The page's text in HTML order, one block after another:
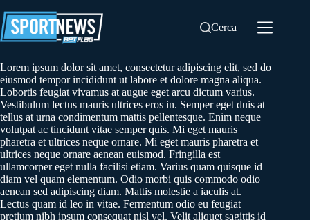
al
contenuto
Cerca
Lorem ipsum dolor sit amet, consectetur adipiscing elit, sed do
eiusmod tempor incididunt ut labore et dolore magna aliqua.
Lobortis feugiat vivamus at augue eget arcu dictum varius.
Vestibulum lectus mauris ultrices eros in. Semper eget duis at
tellus at urna condimentum mattis pellentesque. Enim neque
volutpat ac tincidunt vitae semper quis. Mi eget mauris
pharetra et ultrices neque ornare. Mi eget mauris pharetra et
ultrices neque ornare aenean euismod. Fringilla est
ullamcorper eget nulla facilisi etiam. Varius quam quisque id
diam vel quam elementum. Odio morbi quis commodo odio
aenean sed adipiscing diam. Mattis molestie a iaculis at.
Lectus quam id leo in vitae. Fermentum odio eu feugiat
pretium nibh ipsum consequat nisl vel. Velit aliquet sagittis id